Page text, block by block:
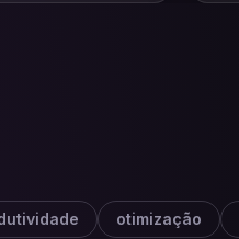
otimização